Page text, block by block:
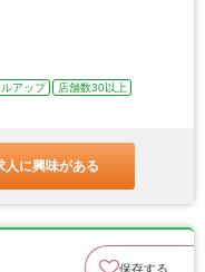
アップ
店舗数30以上
人に興味がある
保存する